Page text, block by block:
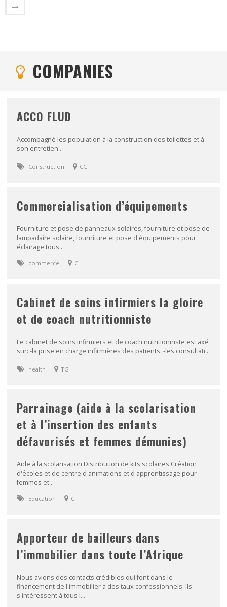
COMPANIES
ACCO FLUD
Accompagné les population à la construction des toilettes et à
son entretien .
Construction CG
Commercialisation d’équipements
Fourniture et pose de panneaux solaires, fourniture et pose de
lampadaire solaire, fourniture et pose d'équipements pour
éclairage tous...
commerce CI
Cabinet de soins infirmiers la gloire
et de coach nutritionniste
Le cabinet de soins infirmiers et de coach nutritionniste est axé
sur: -la prise en charge infirmières des patients. -les consultati...
health TG
Parrainage (aide à la scolarisation
et à l’insertion des enfants
défavorisés et femmes démunies)
Aide à la scolarisation Distribution de kits scolaires Création
d'écoles et de centre d animations et d apprentissage pour
femmes et...
Education CI
Apporteur de bailleurs dans
l’immobilier dans toute l’Afrique
Nous avions des contacts crédibles qui font dans le
financement de l'immobilier à des taux confessionnels. Ils
s'intéressent à tous l...